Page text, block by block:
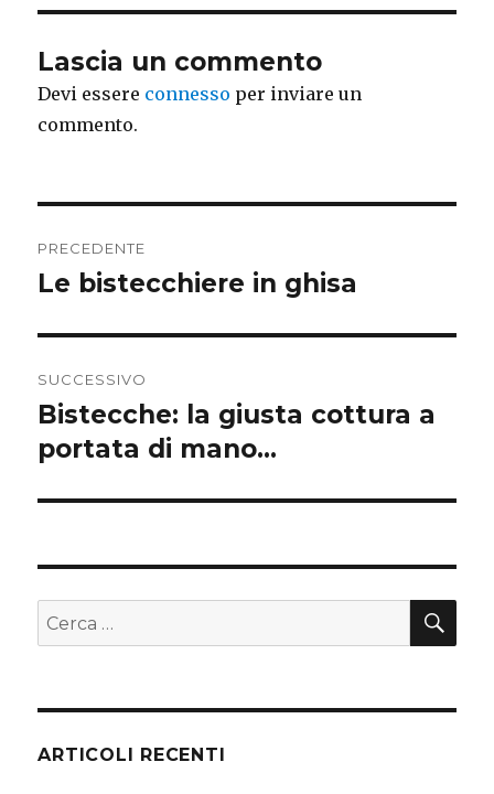
o
o
k
p
p
Lascia un commento
Devi essere connesso per inviare un
commento.
articoli
PRECEDENTE
Articolo
Le bistecchiere in ghisa
SUCCESSIVO
Articolo
successivo:
Bistecche: la giusta cottura a
portata di mano…
Cerca:
ARTICOLI RECENTI